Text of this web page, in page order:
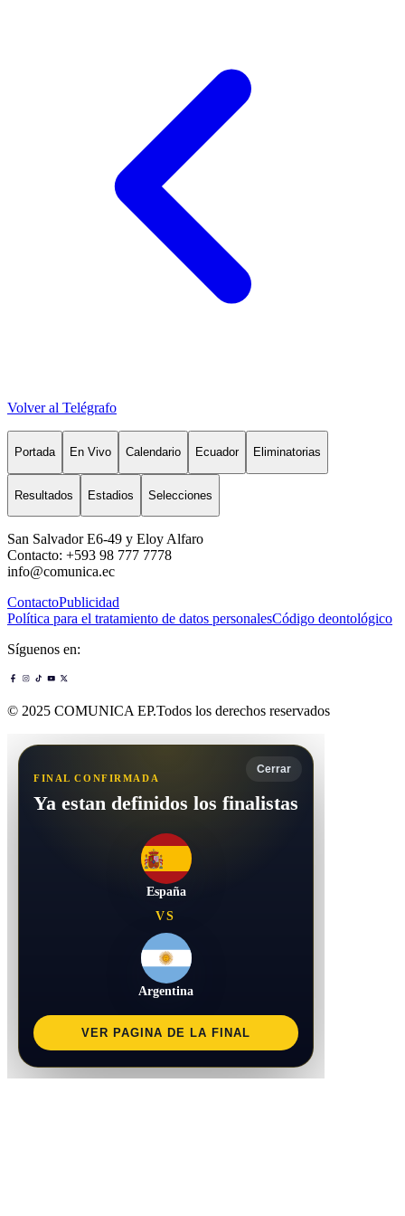
Volver al Telégrafo
Portada En Vivo Calendario Ecuador Eliminatorias
Resultados Estadios Selecciones
San Salvador E6-49 y Eloy Alfaro
Contacto: +593 98 777 7778
info@comunica.ec
ContactoPublicidad
Política para el tratamiento de datos personalesCódigo deontológico
Síguenos en:
© 2025 COMUNICA EP.Todos los derechos reservados
Cerrar
FINAL CONFIRMADA
Ya estan definidos los finalistas
España
VS
Argentina
VER PAGINA DE LA FINAL